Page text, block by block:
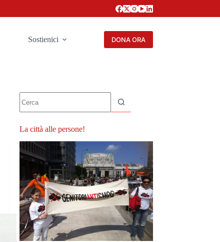
Sostienici DONA ORA
risultato
La città alle persone!